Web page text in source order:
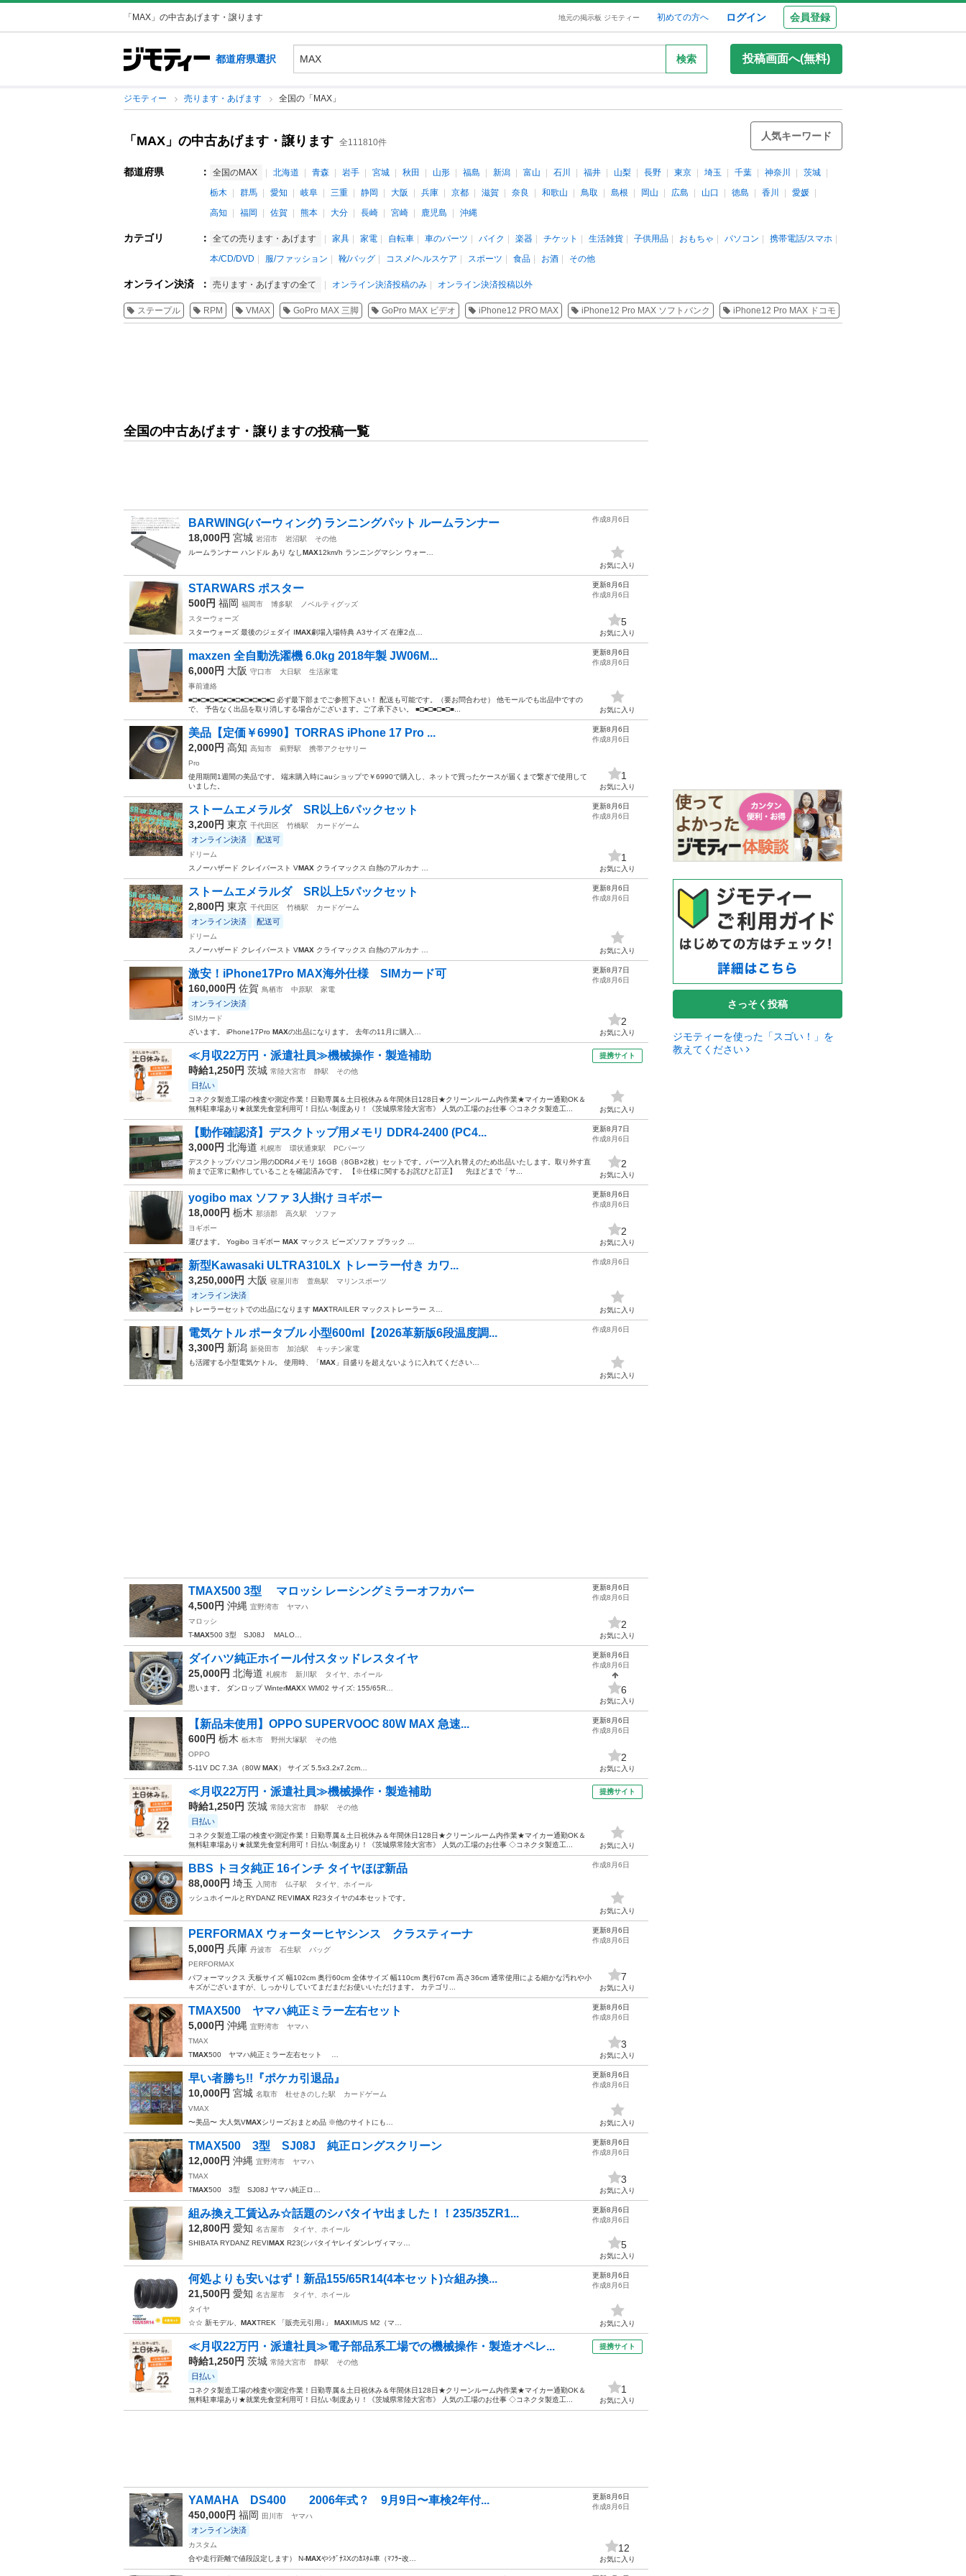
「MAX」の中古あげます・譲ります 地元の掲示板 ジモティー 初めての方へ ログイン 会員登録
都道府県選択 検索 投稿画面へ(無料)
ジモティー 売ります・あげます 全国の「MAX」
「MAX」の中古あげます・譲ります 全111810件
人気キーワード
都道府県 ： 全国のMAX 北海道 青森 岩手 宮城 秋田 山形 福島 新潟 富山 石川 福井 山梨 長野 東京 埼玉 千葉 神奈川
茨城
栃木
群馬 愛知 岐阜 三重 静岡 大阪 兵庫 京都 滋賀 奈良 和歌山 鳥取 島根 岡山 広島 山口 徳島 香川
愛媛
高知
福岡 佐賀 熊本 大分 長崎 宮崎 鹿児島 沖縄
カテゴリ ： 全ての売ります・あげます 家具 家電 自転車 車のパーツ バイク 楽器 チケット 生活雑貨 子供用品 おもちゃ パソコン
携帯電話/スマホ
本/CD/DVD
服/ファッション 靴/バッグ コスメ/ヘルスケア スポーツ 食品 お酒 その他
オンライン決済 ： 売ります・あげますの全て オンライン決済投稿のみ オンライン決済投稿以外
ステープル RPM VMAX GoPro MAX 三脚 GoPro MAX ビデオ iPhone12 PRO MAX iPhone12 Pro MAX ソフトバンク iPhone12 Pro MAX ドコモ
全国の中古あげます・譲りますの投稿一覧
BARWING(バーウィング) ランニングパット ルームランナー
18,000円 宮城 岩沼市 岩沼駅
その他
ルームランナー ハンドル あり なし MAX12km/h ランニングマシン ウォー…
作成8月6日
お気に入り
STARWARS ポスター
500円 福岡 福岡市 博多駅
ノベルティグッズ
スターウォーズ
スターウォーズ 最後のジェダイ IMAX劇場入場特典 A3サイズ 在庫2点…
更新8月6日
作成8月6日
5
お気に入り
maxzen 全自動洗濯機 6.0kg 2018年製 JW06M...
6,000円 大阪 守口市 大日駅
生活家電
事前連絡
■□■□■□■□■□■□■□■□■□■□ 必ず最下部までご参照下さい！ 配送も可能です。（要お問合わせ） 他モールでも出品中ですの
で、 予告なく出品を取り消しする場合がございます。ご了承下さい。 ■□■□■□■□■...
更新8月6日
作成8月6日
お気に入り
美品【定価￥6990】TORRAS iPhone 17 Pro ...
2,000円 高知 高知市 薊野駅
携帯アクセサリー
Pro
使用期間1週間の美品です。 端末購入時にauショップで￥6990で購入し、ネットで買ったケースが届くまで繋ぎで使用して
いました。
更新8月6日
作成8月6日
1
お気に入り
ストームエメラルダ SR以上6パックセット
3,200円 東京 千代田区 竹橋駅 カードゲーム
オンライン決済 配送可
ドリーム
スノーハザード クレイバースト VMAX クライマックス 白熱のアルカナ …
更新8月6日
作成8月6日
1
お気に入り
ストームエメラルダ SR以上5パックセット
2,800円 東京 千代田区 竹橋駅 カードゲーム
オンライン決済 配送可
ドリーム
スノーハザード クレイバースト VMAX クライマックス 白熱のアルカナ …
更新8月6日
作成8月6日
お気に入り
激安！iPhone17Pro MAX海外仕様 SIMカード可
160,000円 佐賀 鳥栖市 中原駅 家電
オンライン決済
SIMカード
ざいます。 iPhone17Pro MAXの出品になります。 去年の11月に購入…
更新8月7日
作成8月6日
2
お気に入り
≪月収22万円・派遣社員≫機械操作・製造補助
時給1,250円 茨城 常陸大宮市 静駅 その他
日払い
コネクタ製造工場の検査や測定作業！日勤専属＆土日祝休み＆年間休日128日★クリーンルーム内作業★マイカー通勤OK＆
無料駐車場あり★就業先食堂利用可！日払い制度あり！《茨城県常陸大宮市》 人気の工場のお仕事 ◇コネクタ製造工...
提携サイト
お気に入り
【動作確認済】デスクトップ用メモリ DDR4-2400 (PC4...
3,000円 北海道 札幌市 環状通東駅
PCパーツ
デスクトップパソコン用のDDR4メモリ 16GB（8GB×2枚）セットです。パーツ入れ替えのため出品いたします。取り外す直
前まで正常に動作していることを確認済みです。 【※仕様に関するお詫びと訂正】 先ほどまで「サ...
更新8月7日
作成8月6日
2
お気に入り
yogibo max ソファ 3人掛け ヨギボー
18,000円 栃木 那須郡 高久駅
ソファ
ヨギボー
運びます。 Yogibo ヨギボー MAX マックス ビーズソファ ブラック …
更新8月6日
作成8月6日
2
お気に入り
新型Kawasaki ULTRA310LX トレーラー付き カワ...
3,250,000円 大阪 寝屋川市 萱島駅 マリンスポーツ
オンライン決済
トレーラーセットでの出品になります MAXTRAILER マックストレーラー ス…
作成8月6日
お気に入り
電気ケトル ポータブル 小型600ml【2026革新版6段温度調...
3,300円 新潟 新発田市 加治駅
キッチン家電
も活躍する小型電気ケトル。 使用時、「MAX 」目盛りを超えないように入れてください…
作成8月6日
お気に入り
TMAX500 3型 マロッシ レーシングミラーオフカバー
4,500円 沖縄 宜野湾市
ヤマハ
マロッシ
T-MAX500 3型 SJ08J MALO…
更新8月6日
作成8月6日
2
お気に入り
ダイハツ純正ホイール付スタッドレスタイヤ
25,000円 北海道 札幌市 新川駅
タイヤ、ホイール
思います。 ダンロップ WinterMAXX WM02 サイズ: 155/65R…
更新8月6日
作成8月6日
6
お気に入り
【新品未使用】OPPO SUPERVOOC 80W MAX 急速...
600円 栃木 栃木市 野州大塚駅
その他
OPPO
5-11V DC 7.3A（80WMAX） サイズ 5.5x3.2x7.2cm…
更新8月6日
作成8月6日
2
お気に入り
≪月収22万円・派遣社員≫機械操作・製造補助
時給1,250円 茨城 常陸大宮市 静駅 その他
日払い
コネクタ製造工場の検査や測定作業！日勤専属＆土日祝休み＆年間休日128日★クリーンルーム内作業★マイカー通勤OK＆
無料駐車場あり★就業先食堂利用可！日払い制度あり！《茨城県常陸大宮市》 人気の工場のお仕事 ◇コネクタ製造工...
提携サイト
お気に入り
BBS トヨタ純正 16インチ タイヤほぼ新品
88,000円 埼玉 入間市 仏子駅
タイヤ、ホイール
ッシュホイールとRYDANZ REVIMAX R23タイヤの4本セットです。
作成8月6日
お気に入り
PERFORMAX ウォーターヒヤシンス クラスティーナ
5,000円 兵庫 丹波市 石生駅
バッグ
PERFORMAX
パフォーマックス 天板サイズ 幅102cm 奥行60cm 全体サイズ 幅110cm 奥行67cm 高さ36cm 通常使用による細かな汚れや小
キズがございますが、しっかりしていてまだまだお使いいただけます。 カテゴリ...
更新8月6日
作成8月6日
7
お気に入り
TMAX500 ヤマハ純正ミラー左右セット
5,000円 沖縄 宜野湾市
ヤマハ
TMAX
TMAX500 ヤマハ純正ミラー左右セット …
更新8月6日
作成8月6日
3
お気に入り
早い者勝ち!!『ポケカ引退品』
10,000円 宮城 名取市 杜せきのした駅
カードゲーム
VMAX
〜美品〜 大人気VMAXシリーズおまとめ品 ※他のサイトにも…
更新8月6日
作成8月6日
お気に入り
TMAX500 3型 SJ08J 純正ロングスクリーン
12,000円 沖縄 宜野湾市
ヤマハ
TMAX
TMAX500 3型 SJ08J ヤマハ純正ロ…
更新8月6日
作成8月6日
3
お気に入り
組み換え工賃込み☆話題のシバタイヤ出ました！！235/35ZR1...
12,800円 愛知 名古屋市
タイヤ、ホイール
SHIBATA RYDANZ REVIMAX R23(シバタイヤレイダンレヴィマッ…
更新8月6日
作成8月6日
5
お気に入り
何処よりも安いはず！新品155/65R14(4本セット)☆組み換...
21,500円 愛知 名古屋市
タイヤ、ホイール
タイヤ
☆☆ 新モデル、 MAXTREK 「販売元引用↓」 MAXIMUS M2（マ…
更新8月6日
作成8月6日
お気に入り
≪月収22万円・派遣社員≫電子部品系工場での機械操作・製造オペレ...
時給1,250円 茨城 常陸大宮市 静駅 その他
日払い
コネクタ製造工場の検査や測定作業！日勤専属＆土日祝休み＆年間休日128日★クリーンルーム内作業★マイカー通勤OK＆
無料駐車場あり★就業先食堂利用可！日払い制度あり！《茨城県常陸大宮市》 人気の工場のお仕事 ◇コネクタ製造工...
提携サイト
1
お気に入り
YAMAHA DS400 2006年式？ 9月9日〜車検2年付...
450,000円 福岡 田川市 ヤマハ
オンライン決済
カスタム
合や走行距離で値段設定します） N-MAXやｼｸﾞﾅｽXのｶｽﾀﾑ車（ﾏﾌﾗｰ改…
更新8月6日
作成8月6日
12
お気に入り
さっそく投稿
ジモティーを使った「スゴい！」を
教えてください